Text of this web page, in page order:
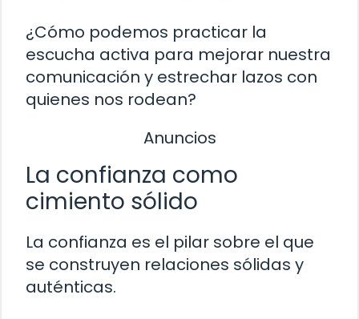
¿Cómo podemos practicar la
escucha activa para mejorar nuestra
comunicación y estrechar lazos con
quienes nos rodean?
Anuncios
La confianza como
cimiento sólido
La confianza es el pilar sobre el que
se construyen relaciones sólidas y
auténticas.